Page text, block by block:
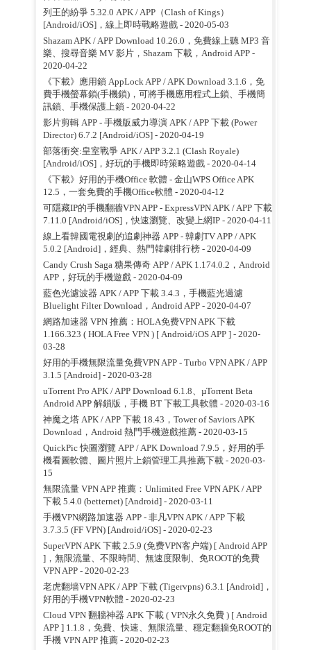
列王的紛爭 5.32.0 APK / APP（Clash of Kings）
[Android/iOS]，線上即時戰略遊戲- 2020-05-03
Shazam APK / APP Download 10.26.0，免費線上聽 MP3 音
樂、搜尋音樂 MV 影片，Shazam 下載，Android APP-
2020-04-22
《下載》應用鎖 AppLock APP / APK Download 3.1.6，免
費手機螢幕鎖(手機鎖)，可將手機應用程式上鎖、手機簡
訊鎖、手機保護上鎖 - 2020-04-22
影片剪輯 APP - 手機版威力導演 APK / APP 下載 (Power
Director) 6.7.2 [Android/iOS]- 2020-04-19
部落衝突:皇室戰爭 APK / APP 3.2.1 (Clash Royale)
[Android/iOS]，好玩的手機即時策略遊戲- 2020-04-14
《下載》好用的手機Office 軟體 - 金山WPS Office APK
12.5，一套免費的手機Office軟體 - 2020-04-12
可隱藏IP的手機翻牆VPN APP - ExpressVPN APK / APP 下載
7.11.0 [Android/iOS]，快速瀏覽、改變上網IP- 2020-04-11
線上看韓國電視劇的追劇神器 APP - 韓劇TV APP / APK
5.0.2 [Android]，經典、熱門韓劇排行榜- 2020-04-09
Candy Crush Saga 糖果傳奇 APP / APK 1.174.0.2，Android
APP，好玩的手機遊戲- 2020-04-09
藍色光濾波器 APK / APP 下載 3.4.3，手機藍光過濾
Bluelight Filter Download，Android APP- 2020-04-07
網路加速器 VPN 推薦：HOLA免费VPN APK 下載
1.166.323 ( HOLA Free VPN ) [ Android/iOS APP ]- 2020-
03-28
好用的手機無限流量免費VPN APP - Turbo VPN APK / APP
3.1.5 [Android]- 2020-03-28
uTorrent Pro APK / APP Download 6.1.8、µTorrent Beta
Android APP 解鎖版，手機 BT 下載工具軟體 - 2020-03-16
神魔之塔 APK / APP 下載 18.43，Tower of Saviors APK
Download，Android 熱門手機遊戲推薦- 2020-03-15
QuickPic 快圖瀏覽 APP / APK Download 7.9.5，好用的手
機看圖軟體、圖片照片上鎖管理工具推薦下載- 2020-03-
15
無限流量 VPN APP 推薦：Unlimited Free VPN APK / APP
下載 5.4.0 (betternet) [Android]- 2020-03-11
手機VPN網路加速器 APP - 非凡VPN APK / APP 下載
3.7.3.5 (FF VPN) [Android/iOS]- 2020-02-23
SuperVPN APK 下載 2.5.9 (免费VPN客户端) [ Android APP
]，無限流量、不限時間、無速度限制、免ROOT的免費
VPN APP- 2020-02-23
老虎翻墙VPN APK / APP 下載 (Tigervpns) 6.3.1 [Android]，
好用的手機VPN軟體 - 2020-02-23
Cloud VPN 翻牆神器 APK 下載 ( VPN永久免費 ) [ Android
APP ] 1.1.8，免費、快速、無限流量、穩定翻牆免ROOT的
手機 VPN APP 推薦- 2020-02-23